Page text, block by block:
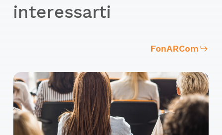
interessarti
FonARCom